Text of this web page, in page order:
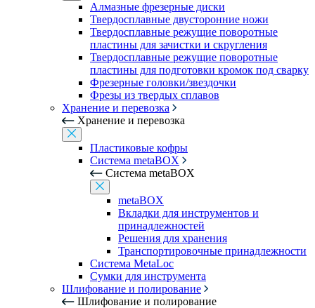
Алмазные фрезерные диски
Твердосплавные двусторонние ножи
Твердосплавные режущие поворотные
пластины для зачистки и скругления
Твердосплавные режущие поворотные
пластины для подготовки кромок под сварку
Фрезерные головки/звездочки
Фрезы из твердых сплавов
Хранение и перевозка
Хранение и перевозка
Пластиковые кофры
Система metaBOX
Система metaBOX
metaBOX
Вкладки для инструментов и
принадлежностей
Решения для хранения
Транспортировочные принадлежности
Система MetaLoc
Сумки для инструмента
Шлифование и полирование
Шлифование и полирование